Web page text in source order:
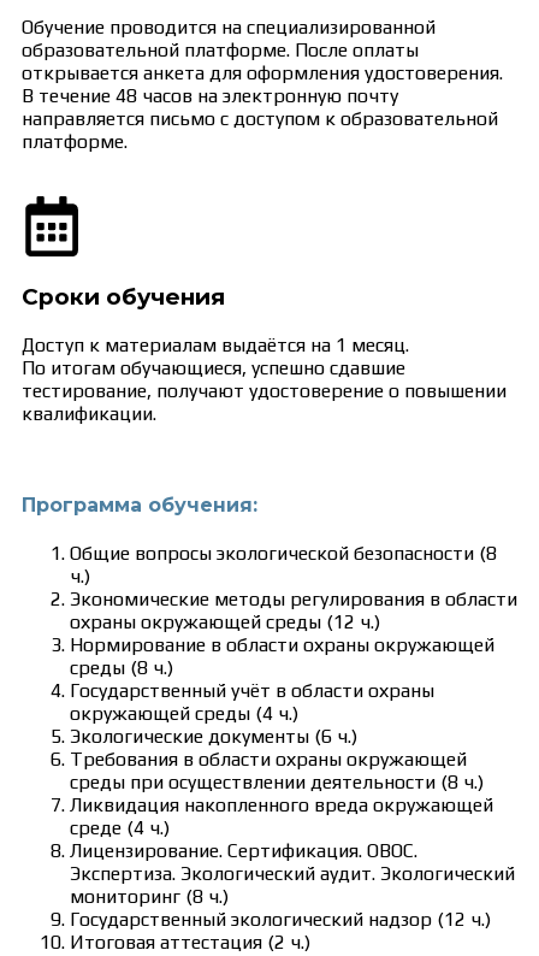
Обучение проводится на специализированной
образовательной платформе. После оплаты
открывается анкета для оформления удостоверения.
В течение 48 часов на электронную почту
направляется письмо с доступом к образовательной
платформе.
Сроки обучения
Доступ к материалам выдаётся на 1 месяц.
По итогам обучающиеся, успешно сдавшие
тестирование, получают удостоверение о повышении
квалификации.
Программа обучения:
Общие вопросы экологической безопасности (8
ч.)
Экономические методы регулирования в области
охраны окружающей среды (12 ч.)
Нормирование в области охраны окружающей
среды (8 ч.)
Государственный учёт в области охраны
окружающей среды (4 ч.)
Экологические документы (6 ч.)
Требования в области охраны окружающей
среды при осуществлении деятельности (8 ч.)
Ликвидация накопленного вреда окружающей
среде (4 ч.)
Лицензирование. Сертификация. ОВОС.
Экспертиза. Экологический аудит. Экологический
мониторинг (8 ч.)
Государственный экологический надзор (12 ч.)
Итоговая аттестация (2 ч.)